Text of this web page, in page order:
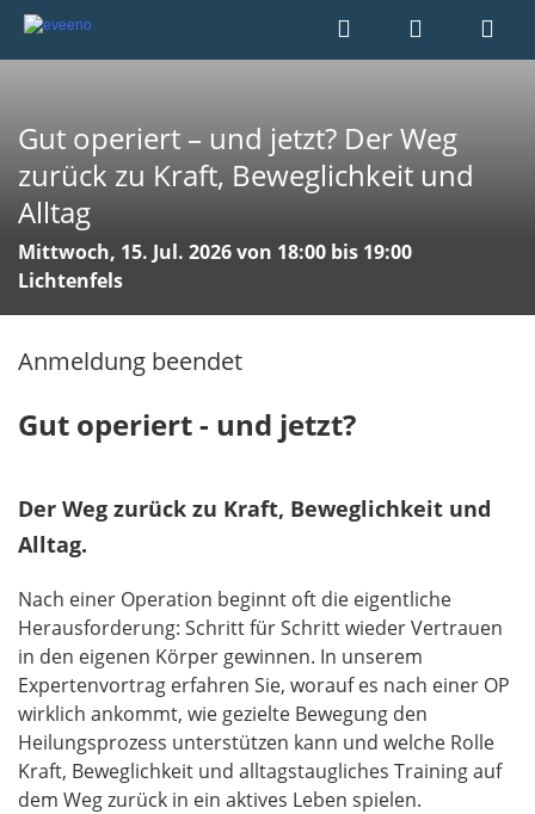
Gut operiert – und jetzt? Der Weg
zurück zu Kraft, Beweglichkeit und
Alltag
Mittwoch, 15. Jul. 2026 von 18:00 bis 19:00
Lichtenfels
Anmeldung beendet
Gut operiert - und jetzt?
Der Weg zurück zu Kraft, Beweglichkeit und
Alltag.
Nach einer Operation beginnt oft die eigentliche
Herausforderung: Schritt für Schritt wieder Vertrauen
in den eigenen Körper gewinnen. In unserem
Expertenvortrag erfahren Sie, worauf es nach einer OP
wirklich ankommt, wie gezielte Bewegung den
Heilungsprozess unterstützen kann und welche Rolle
Kraft, Beweglichkeit und alltagstaugliches Training auf
dem Weg zurück in ein aktives Leben spielen.